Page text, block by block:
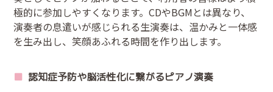
極的に参加しやすくなります。CDやBGMとは異なり、
演奏者の息遣いが感じられる生演奏は、温かみと一体感
を生み出し、笑顔あふれる時間を作り出します。
認知症予防や脳活性化に繋がるピアノ演奏